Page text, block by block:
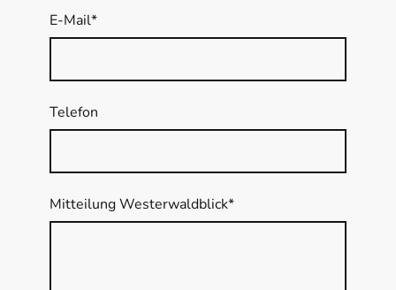
E-Mail*
Telefon
Mitteilung Westerwaldblick*